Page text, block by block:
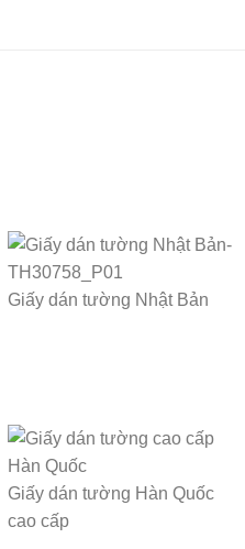
Giấy dán tường Nhật Bản
Giấy dán tường Hàn Quốc
cao cấp